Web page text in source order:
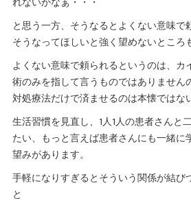
と思う一方、そうなるとよくない意味で
そうなってほしいと強く望めないところ
よくない意味で頼られるというのは、カ
術のみを指して言うものではありません
対処療法だけで済ませるのは本懐ではな
生活習慣を見直し、1人1人の患者さんと
たい、もっと言えば患者さんにも一緒に
望みがあります。
手軽になりすぎるとそういう関係が結び
と